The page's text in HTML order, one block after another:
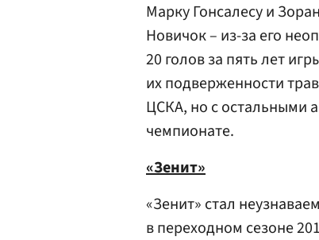
Марку Гонсалесу и
Новичок – из-за его
20 голов за пять лет
их подверженности
ЦСКА, но с остальными
чемпионате.
«Зенит»
«Зенит» стал
в переходном сезоне